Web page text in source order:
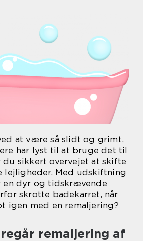
at være så slidt og grimt,
har lyst til at bruge det til
du sikkert overvejet at skifte
lejligheder. Med udskiftning
en dyr og tidskrævende
skrotte badekarret, når
igen med en remaljering?
remaljering af